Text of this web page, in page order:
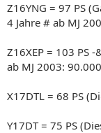
Z16YNG = 97 PS
4 Jahre # ab MJ
Z16XEP = 103 PS
ab MJ 2003:
X17DTL = 68 PS
Y17DT = 75 PS